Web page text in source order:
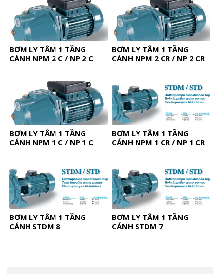
BƠM LY TÂM 1 TẦNG
CÁNH NPM 2 C / NP 2 C
BƠM LY TÂM 1 TẦNG
CÁNH NPM 2 CR / NP 2 CR
BƠM LY TÂM 1 TẦNG
CÁNH NPM 1 C / NP 1 C
BƠM LY TÂM 1 TẦNG
CÁNH NPM 1 CR / NP 1 CR
BƠM LY TÂM 1 TẦNG
CÁNH STDM 8
BƠM LY TÂM 1 TẦNG
CÁNH STDM 7